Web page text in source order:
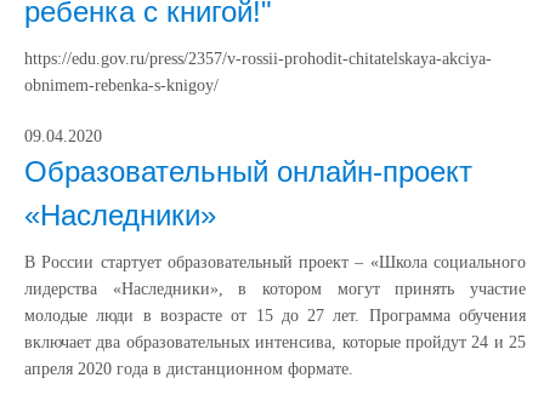
ребенка с книгой!"
https://edu.gov.ru/press/2357/v-rossii-prohodit-chitatelskaya-akciya-
obnimem-rebenka-s-knigoy/
09.04.2020
Образовательный онлайн-проект
«Наследники»
В России стартует образовательный проект – «Школа социального
лидерства «Наследники», в котором могут принять участие
молодые люди в возрасте от 15 до 27 лет. Программа обучения
включает два образовательных интенсива, которые пройдут 24 и 25
апреля 2020 года в дистанционном формате.